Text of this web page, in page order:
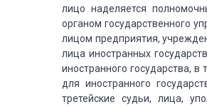
лицо наделяется
органом государственного
лицом предприятия,
лица иностранных
иностранного государства,
для иностранного
третейские судьи, лица,